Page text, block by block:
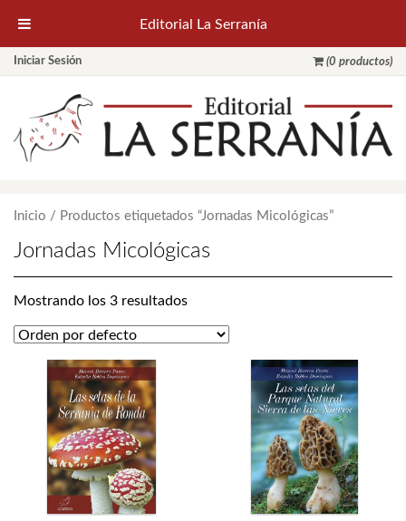
Iniciar Sesión (0 productos)
Inicio / Productos etiquetados “Jornadas Micológicas”
Jornadas Micológicas
Mostrando los 3 resultados
Editorial La Serranía